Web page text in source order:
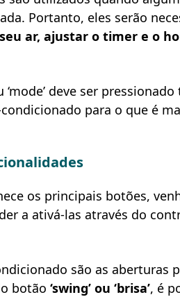
Portanto, eles serão
ar, ajustar o timer e o
‘mode’ deve ser
para o que é
os principais botões,
a ativá-las através do
são as aberturas
botão ‘swing’ ou ‘brisa’, é